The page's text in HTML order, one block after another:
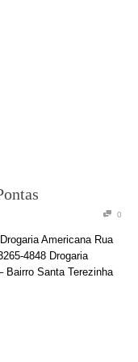
0
Americana Rua
4848 Drogaria
Bairro Santa Terezinha